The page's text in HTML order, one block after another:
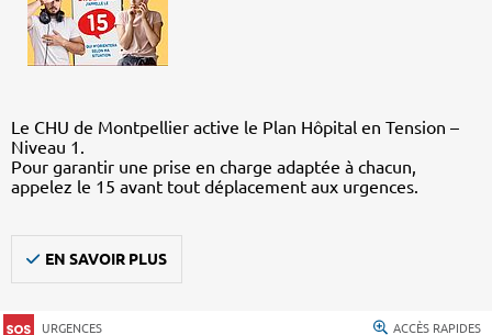
Le CHU de Montpellier active le Plan Hôpital en Tension –
Niveau 1.
Pour garantir une prise en charge adaptée à chacun,
appelez le 15 avant tout déplacement aux urgences.
EN SAVOIR PLUS
URGENCES ACCÈS RAPIDES